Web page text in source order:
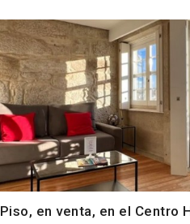
Piso, en venta, en el Centro